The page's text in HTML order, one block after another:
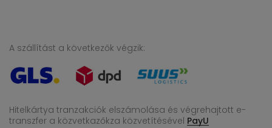
A szállítást a következők végzik:
Hitelkártya tranzakciók elszámolása és végrehajtott e-
transzfer a közvetkazőkza közvetítésével PayU